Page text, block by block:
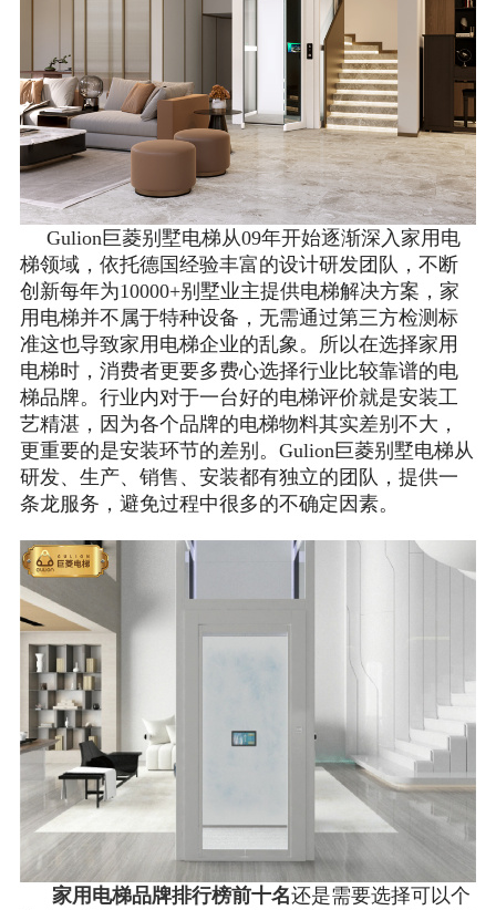
Gulion巨菱别墅电梯从09年开始逐渐深入家用电
梯领域，依托德国经验丰富的设计研发团队，不断
创新每年为10000+别墅业主提供电梯解决方案，家
用电梯并不属于特种设备，无需通过第三方检测标
准这也导致家用电梯企业的乱象。所以在选择家用
电梯时，消费者更要多费心选择行业比较靠谱的电
梯品牌。行业内对于一台好的电梯评价就是安装工
艺精湛，因为各个品牌的电梯物料其实差别不大，
更重要的是安装环节的差别。Gulion巨菱别墅电梯从
研发、生产、销售、安装都有独立的团队，提供一
条龙服务，避免过程中很多的不确定因素。
家用电梯品牌排行榜前十名还是需要选择可以个